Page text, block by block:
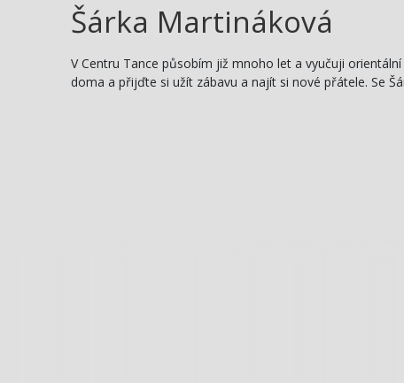
Šárka Martináková
V Centru Tance působím již mnoho let a vyučuji
doma a přijďte si užít zábavu a najít si nové přátele. Se